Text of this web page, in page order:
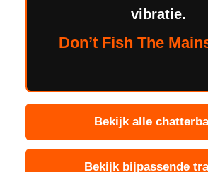
vibratie.
Don’t Fish The
Bekijk alle
Bekijk bijpassende